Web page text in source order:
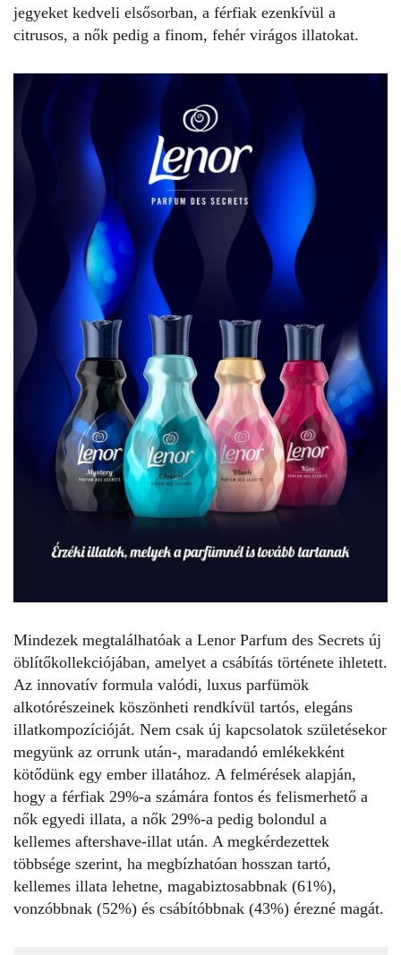
jegyeket kedveli elsősorban, a férfiak ezenkívül a
citrusos, a nők pedig a finom, fehér virágos illatokat.
Mindezek megtalálhatóak a Lenor Parfum des Secrets új
öblítőkollekciójában, amelyet a csábítás története ihletett.
Az innovatív formula valódi, luxus parfümök
alkotórészeinek köszönheti rendkívül tartós, elegáns
illatkompozícióját. Nem csak új kapcsolatok születésekor
megyünk az orrunk után-, maradandó emlékekként
kötődünk egy ember illatához. A felmérések alapján,
hogy a férfiak 29%-a számára fontos és felismerhető a
nők egyedi illata, a nők 29%-a pedig bolondul a
kellemes aftershave-illat után. A megkérdezettek
többsége szerint, ha megbízhatóan hosszan tartó,
kellemes illata lehetne, magabiztosabbnak (61%),
vonzóbbnak (52%) és csábítóbbnak (43%) érezné magát.